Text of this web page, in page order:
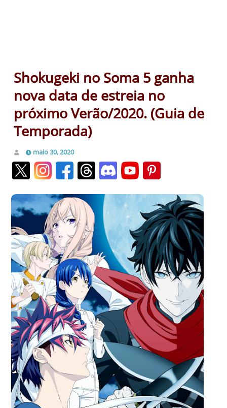
Shokugeki no Soma 5 ganha
nova data de estreia no
próximo Verão/2020. (Guia de
Temporada)
maio 30, 2020